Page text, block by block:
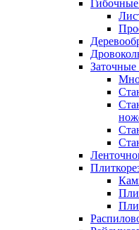
Гибочные
Заточные